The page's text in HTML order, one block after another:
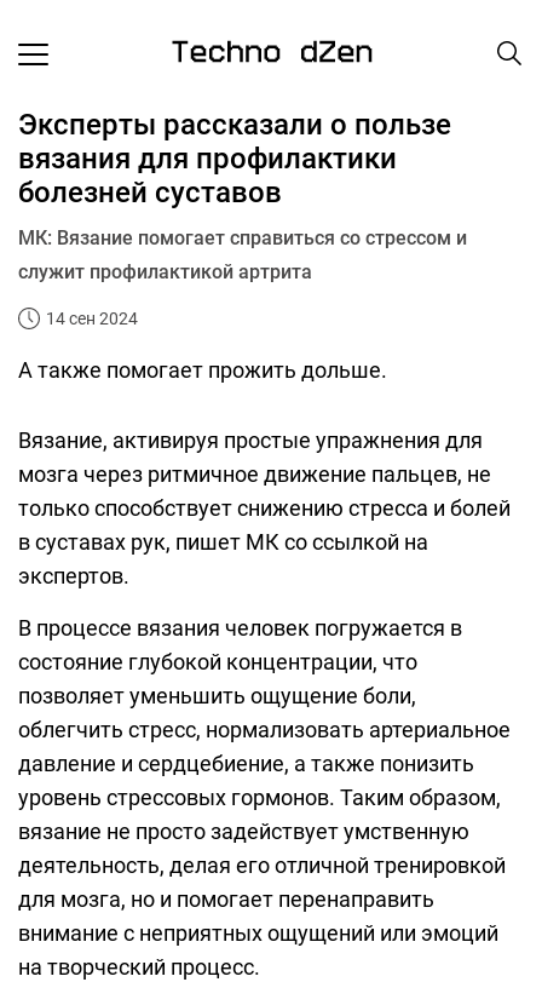
Эксперты рассказали о пользе
вязания для профилактики
болезней суставов
МК: Вязание помогает справиться со стрессом и
служит профилактикой артрита
14 сен 2024
А также помогает прожить дольше.
Вязание, активируя простые упражнения для
мозга через ритмичное движение пальцев, не
только способствует снижению стресса и болей
в суставах рук, пишет МК со ссылкой на
экспертов.
В процессе вязания человек погружается в
состояние глубокой концентрации, что
позволяет уменьшить ощущение боли,
облегчить стресс, нормализовать артериальное
давление и сердцебиение, а также понизить
уровень стрессовых гормонов. Таким образом,
вязание не просто задействует умственную
деятельность, делая его отличной тренировкой
для мозга, но и помогает перенаправить
внимание с неприятных ощущений или эмоций
на творческий процесс.